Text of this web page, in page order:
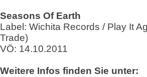
Seasons Of Earth
Label: Wichita Records / Play It
Trade)
VÖ: 14.10.2011
Weitere Infos finden Sie unter: